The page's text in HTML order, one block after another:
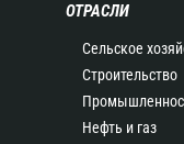
ОТРАСЛИ
Сельское
Строительство
Нефть и газ